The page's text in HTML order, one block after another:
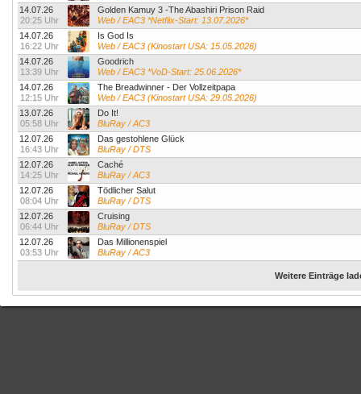
14.07.26
20:25 Uhr
Golden Kamuy 3 -The Abashiri Prison Raid
Web / EAC3 *Netflix-Start: 13.07.2026*
14.07.26
16:22 Uhr
Is God Is
Web / EAC3 (Kinostart USA: 15.05.2026)
14.07.26
13:39 Uhr
Goodrich
Web / EAC3 *VoD-Start: 25.06.2026*
14.07.26
12:15 Uhr
The Breadwinner - Der Vollzeitpapa
Web / EAC3 (Kinostart USA: 29.05.2026)
13.07.26
05:58 Uhr
Do It!
BluRay / AC3
12.07.26
16:43 Uhr
Das gestohlene Glück
BluRay / DTS
12.07.26
14:25 Uhr
Caché
BluRay / AC3
12.07.26
08:04 Uhr
Tödlicher Salut
BluRay / DTS
12.07.26
06:44 Uhr
Cruising
BluRay / DTS
12.07.26
03:53 Uhr
Das Millionenspiel
BluRay / AC3
Weitere Einträge